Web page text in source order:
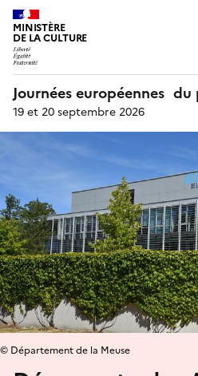
MINISTÈRE
DE LA CULTURE
Journées européennes
19 et 20 septembre 2026
© Département de la Meuse